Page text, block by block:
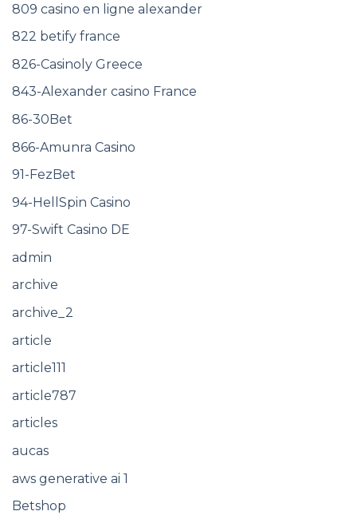
809 casino en ligne alexander
822 betify france
826-Casinoly Greece
843-Alexander casino France
86-30Bet
866-Amunra Casino
91-FezBet
94-HellSpin Casino
97-Swift Casino DE
admin
archive
archive_2
article
article111
article787
articles
aucas
aws generative ai 1
Betshop